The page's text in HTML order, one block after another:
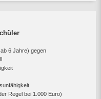
6 Jahre) gegen
Regel bei 1.000 Euro)